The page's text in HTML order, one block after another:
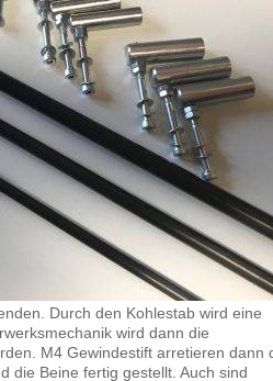
Durch den Kohlestab wird eine
wird dann die
M4 Gewindestift arretieren dann
die Beine fertig gestellt. Auch sind